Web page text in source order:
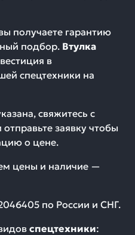
получаете гарантию
подбор. Втулка
в
спецтехники на
свяжитесь с
заявку чтобы
о цене.
цены и наличие —
по России и СНГ.
спецтехники: